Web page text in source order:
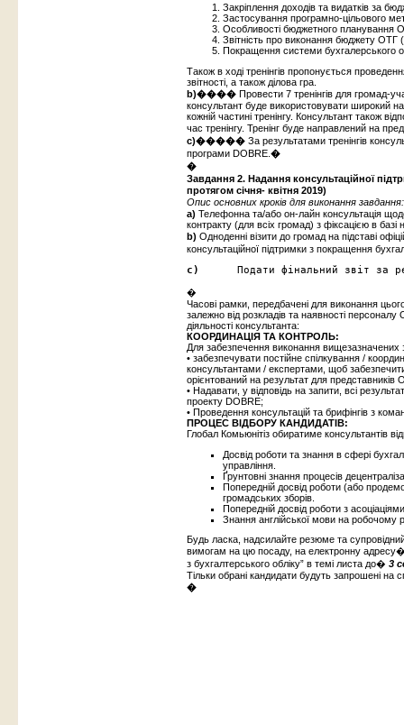
Закріплення доходів та видатків за
Застосування програмно-цільового
Особливості бюджетного планування
Звітність про виконання бюджету ОТГ
Покращення системи бухгалерського
Також в ході тренінгів пропонується
звітності, а також ділова гра.
b)���� Провести 7 тренінгів для громад-
консультант буде використовувати широкий
кожній частині тренінгу. Консультант також
час тренінгу. Тренінг буде направлений на
c)����� За результатами тренінгів
програми DOBRE. �
�
Завдання 2. Надання консультаційної
протягом січня- квітня 2019)
Опис основних кроків для виконання завдання:
a) Телефонна та/або он-лайн консультація
контракту (для всіх громад) з фіксацією в базі
b) Одноденні візити до громад на підставі
консультаційної підтримки з покращення
c) Подати фінальний звіт за
�
Часові рамки, передбачені для виконання
залежно від розкладів та наявності
діяльності консультанта:
КООРДИНАЦІЯ ТА КОНТРОЛЬ:
Для забезпечення виконання вищезазначених
• забезпечувати постійне спілкування /
консультантами / експертами, щоб
орієнтований на результат для представників
• Надавати, у відповідь на запити, всі
проекту DOBRE;
• Проведення консультацій та брифінгів з
ПРОЦЕС ВІДБОРУ КАНДИДАТІВ:
Глобал Комьюнітіз обиратиме консультантів
Досвід роботи та знання в сфері
управління.
Ґрунтовні знання процесів
Попередній досвід роботи (або
громадських зборів.
Попередній досвід роботи з
Знання англійської мови на робочому
Будь ласка, надсилайте резюме та
вимогам на цю посаду, на електронну
з бухгалтерського обліку” в темі листа до� 3
Тільки обрані кандидати будуть запрошені на
�